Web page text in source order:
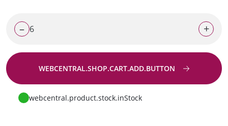
– +
WEBCENTRAL.SHOP.CART.ADD.BUTTON
Zur Anfrage
webcentral.product.stock.inStock